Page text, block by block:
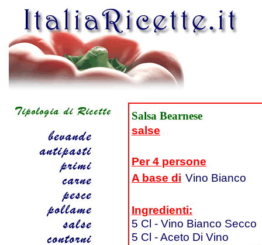
Salsa Bearnese
salse
Per 4 persone
A base di Vino Bianco
Ingredienti:
5 Cl - Vino Bianco Secco
5 Cl - Aceto Di Vino